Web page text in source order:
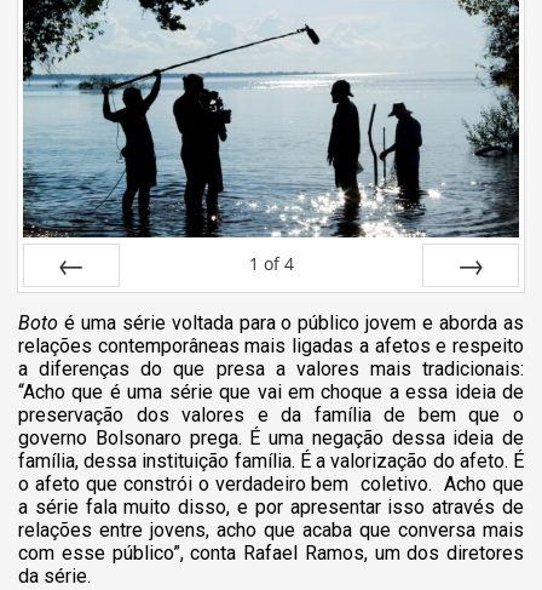
1 of 4
Boto é uma série voltada para o público jovem e aborda as
relações contemporâneas mais ligadas a afetos e respeito
a diferenças do que presa a valores mais tradicionais:
“Acho que é uma série que vai em choque a essa ideia de
preservação dos valores e da família de bem que o
governo Bolsonaro prega. É uma negação dessa ideia de
família, dessa instituição família. É a valorização do afeto. É
o afeto que constrói o verdadeiro bem coletivo. Acho que
a série fala muito disso, e por apresentar isso através de
relações entre jovens, acho que acaba que conversa mais
com esse público”, conta Rafael Ramos, um dos diretores
da série.